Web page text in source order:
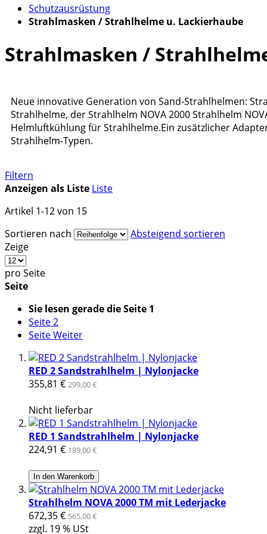
Schutzausrüstung
Strahlmasken / Strahlhelme u. Lackierhaube
Strahlmasken /
Neue innovative Generation von Sand-Strahlhelmen:
Strahlhelme, der Strahlhelm NOVA 2000 Strahlhelm
Helmluftkühlung für Strahlhelme.Ein zusätzlicher
Strahlhelm-Typen.
Filtern
Anzeigen als Liste Liste
Artikel 1-12von 15
Sortieren nach
Absteigend sortieren
Zeige
pro Seite
Seite
Sie lesen gerade die Seite 1
Seite2
SeiteWeiter
RED 2 Sandstrahlhelm | Nylonjacke
355,81 € 299,00 €
Nicht lieferbar
RED 1 Sandstrahlhelm | Nylonjacke
224,91 € 189,00 €
In den Warenkorb
Strahlhelm NOVA 2000 TM mit Lederjacke
672,35 € 565,00 €
zzgl. 19 % USt